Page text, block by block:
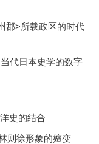
郡>所载政区的时代
代日本史学的数字
史的结合
则徐形象的嬗变